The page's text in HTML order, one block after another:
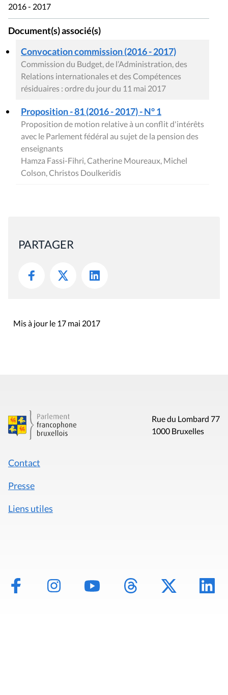
2016 - 2017
Document(s) associé(s)
Convocation commission (2016 - 2017)
Commission du Budget, de l’Administration, des
Relations internationales et des Compétences
résiduaires : ordre du jour du 11 mai 2017
Proposition - 81 (2016 - 2017) - N° 1
Proposition de motion relative à un conflit d'intérêts
avec le Parlement fédéral au sujet de la pension des
enseignants
Hamza Fassi-Fihri, Catherine Moureaux, Michel
Colson, Christos Doulkeridis
PARTAGER
Mis à jour le 17 mai 2017
Rue du Lombard 77
1000 Bruxelles
Contact
Presse
Liens utiles